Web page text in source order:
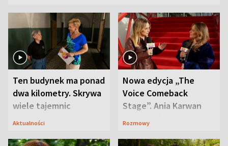
Ten budynek ma ponad
dwa kilometry. Skrywa
wiele tajemnic
Aktualności
Nowa edycja „The
Voice Comeback
Stage”. Ania Karwan
zapowiada
Rozmowy